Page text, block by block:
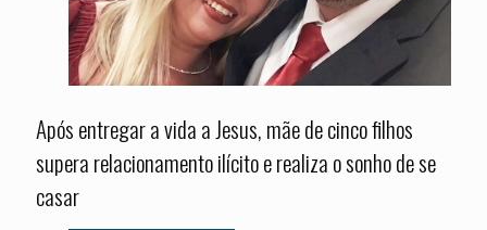
Após entregar a vida a Jesus, mãe de cinco filhos
supera relacionamento ilícito e realiza o sonho de se
casar